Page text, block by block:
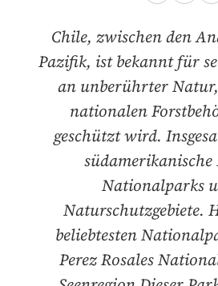
Chile, zwischen den
Pazifik, ist bekannt für
an unberührter
nationalen
geschützt wird.
Nationalparks
Naturschutzgebiete.
beliebtesten
Perez Rosales